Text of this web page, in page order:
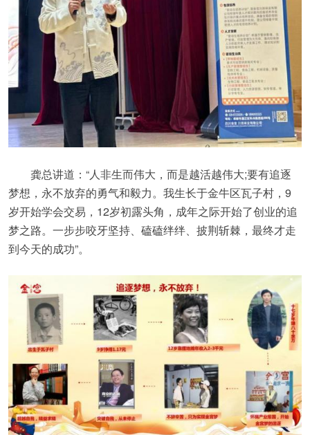
龚总讲道：“人非生而伟大，而是越活越伟大;要有追逐
梦想，永不放弃的勇气和毅力。我生长于金牛区瓦子村，9
岁开始学会交易，12岁初露头角，成年之际开始了创业的追
梦之路。一步步咬牙坚持、磕磕绊绊、披荆斩棘，最终才走
到今天的成功”。